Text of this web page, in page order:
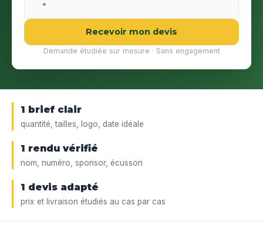
*
Recevoir mon devis
Demande étudiée sur mesure · Sans engagement
1 brief clair
quantité, tailles, logo, date idéale
1 rendu vérifié
nom, numéro, sponsor, écusson
1 devis adapté
prix et livraison étudiés au cas par cas